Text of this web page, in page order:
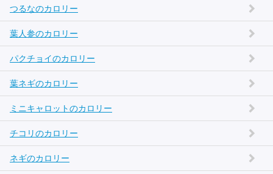
つるなのカロリー
葉人参のカロリー
パクチョイのカロリー
葉ネギのカロリー
ミニキャロットのカロリー
チコリのカロリー
ネギのカロリー